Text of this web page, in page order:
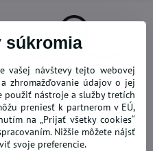
BEZPEČNÉ NAKUPOVANIE
súkromia
vašej návštevy tejto webovej
zhromažďovanie údajov o jej
použiť nástroje a služby tretích
preniesť k partnerom v EÚ,
na „Prijať všetky cookies“
Nižšie môžete nájsť
svoje preferencie.